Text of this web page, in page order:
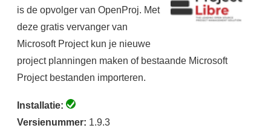
is de opvolger van OpenProj. Met
deze gratis vervanger van
Microsoft Project kun je nieuwe
project planningen maken of bestaande Microsoft
Project bestanden importeren.
Installatie:
Versienummer: 1.9.3